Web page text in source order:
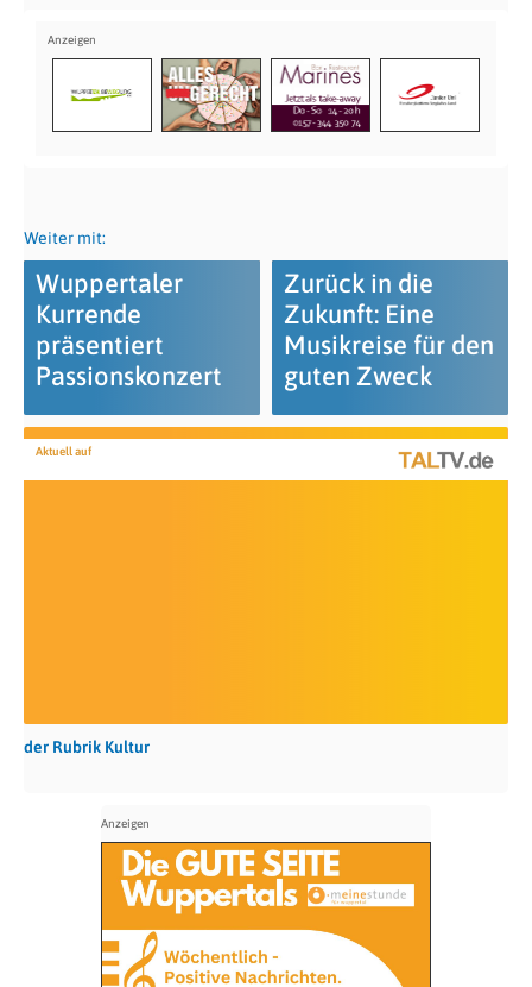
Weiter mit:
Wuppertaler
Kurrende
präsentiert
Passionskonzert
Zurück in die
Zukunft: Eine
Musikreise für den
guten Zweck
Aktuell auf
der Rubrik Kultur